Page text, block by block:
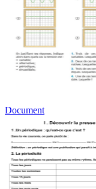
Document